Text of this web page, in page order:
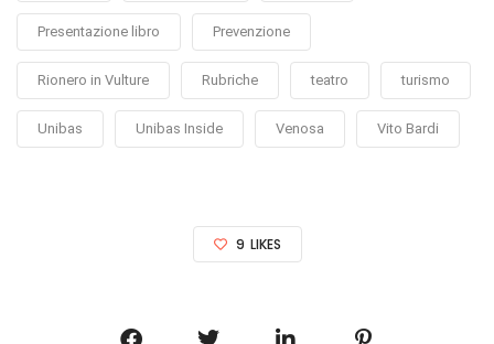
Presentazione libro Prevenzione
Rionero in Vulture Rubriche teatro turismo
Unibas Unibas Inside Venosa Vito Bardi
9 LIKES